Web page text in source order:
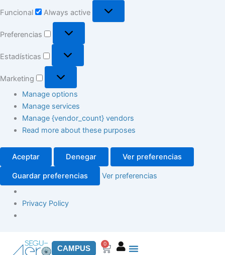
Funcional Always active
Preferencias
Estadísticas
Marketing
Manage options
Manage services
Manage {vendor_count} vendors
Read more about these purposes
Aceptar Denegar Ver preferencias
Guardar preferencias Ver preferencias
Privacy Policy
CAMPUS
0
Cart